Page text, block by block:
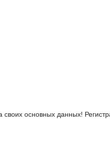
основных данных!